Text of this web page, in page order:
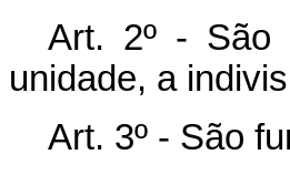
Art. 2º - São
unidade, a
Art. 3º - São